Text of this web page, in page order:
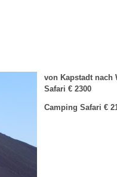
von Kapstadt nach
Safari € 2300
Camping Safari €